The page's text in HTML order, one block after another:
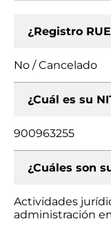
¿Registro
No / Cancelado
¿Cuál es su
900963255
¿Cuáles son
Actividades
administración